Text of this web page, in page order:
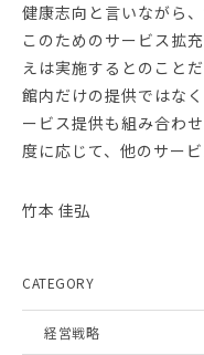
健康志向と言いながら
このためのサービス拡
えは実施するとのこと
館内だけの提供ではな
ービス提供も組み合わ
度に応じて、他のサー
竹本 佳弘
CATEGORY
経営戦略